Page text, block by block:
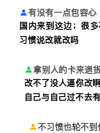
有没有一点包容心
国内来到这边；很
习惯说改就改吗
拿别人的卡来退
改不了没人逼你改
自己与自己过不去
不习惯也轮不